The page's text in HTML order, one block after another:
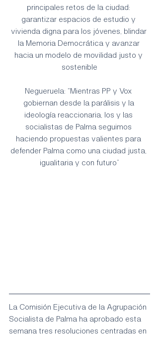
principales retos de la ciudad:
garantizar espacios de estudio y
vivienda digna para los jóvenes, blindar
la Memoria Democrática y avanzar
hacia un modelo de movilidad justo y
sostenible
Negueruela: “Mientras PP y Vox
gobiernan desde la parálisis y la
ideología reaccionaria, los y las
socialistas de Palma seguimos
haciendo propuestas valientes para
defender Palma como una ciudad justa,
igualitaria y con futuro”
La Comisión Ejecutiva de la Agrupación
Socialista de Palma ha aprobado esta
semana tres resoluciones centradas en